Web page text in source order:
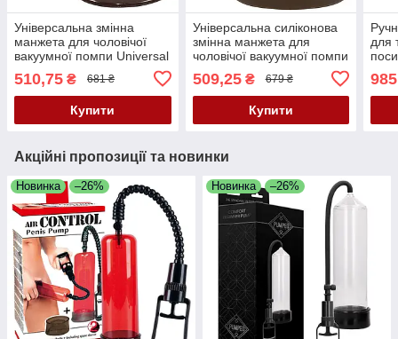
Універсальна змінна
манжета для чоловічої
вакуумної помпи Universal
510,75 ₴ 681 ₴
Купити
Універсальна силіконова
змінна манжета для
чоловічої вакуумної помпи
Black
509,25₴ 679 ₴
Купити
для
Акційні пропозиції та новинки
Новинка –26% Новинка –26%